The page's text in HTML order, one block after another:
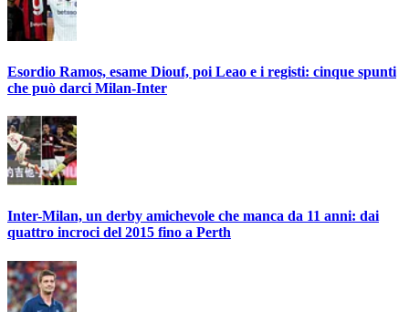
Esordio Ramos, esame Diouf, poi Leao e i registi: cinque spunti
che può darci Milan-Inter
Inter-Milan, un derby amichevole che manca da 11 anni: dai
quattro incroci del 2015 fino a Perth